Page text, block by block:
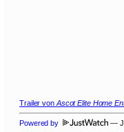
Trailer von Ascot Elite Home
Powered by —